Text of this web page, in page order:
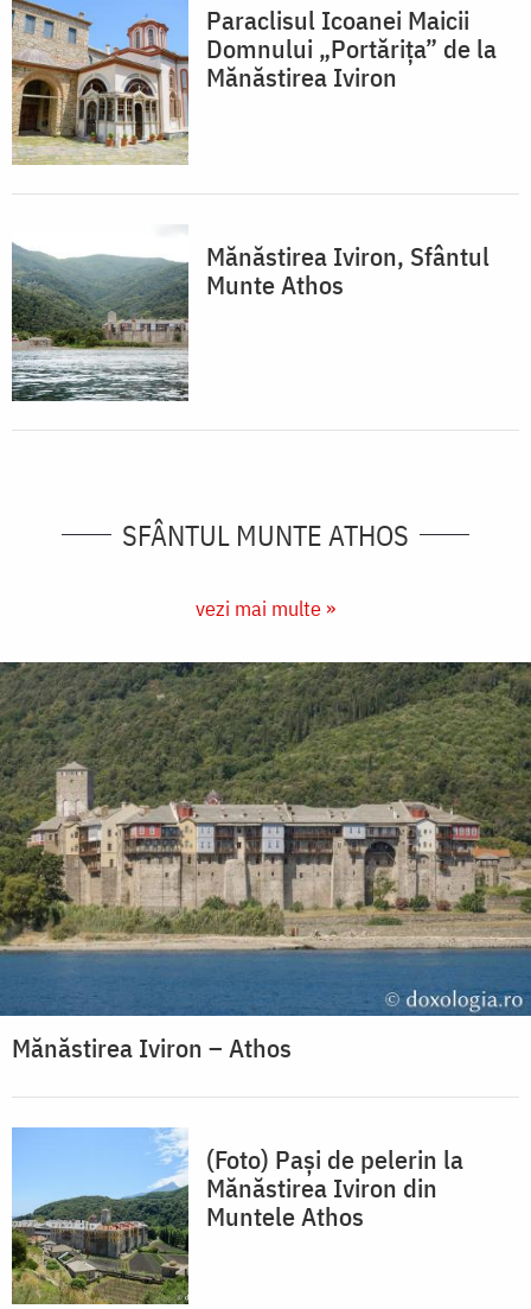
Paraclisul Icoanei Maicii
Domnului „Portărița” de la
Mănăstirea Iviron
Mănăstirea Iviron, Sfântul
Munte Athos
SFÂNTUL MUNTE ATHOS
vezi mai multe »
Mănăstirea Iviron – Athos
(Foto) Pași de pelerin la
Mănăstirea Iviron din
Muntele Athos